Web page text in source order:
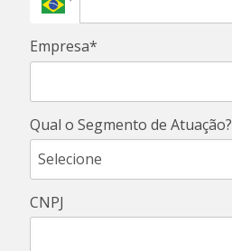
Empresa*
Qual o Segmento de Atuação?
CNPJ